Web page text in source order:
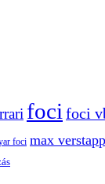
foci foci
foci max